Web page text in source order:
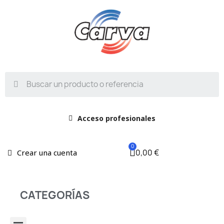
Acceso profesionales
Crear una cuenta 0,00 €
CATEGORÍAS